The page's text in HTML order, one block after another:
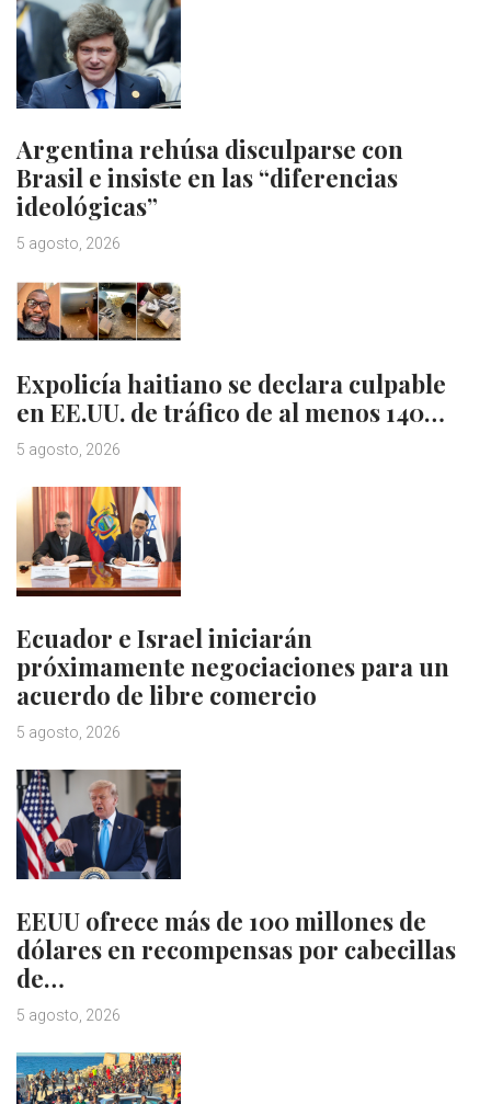
Argentina rehúsa disculparse con
Brasil e insiste en las “diferencias
ideológicas”
5 agosto, 2026
Expolicía haitiano se declara culpable
en EE.UU. de tráfico de al menos 140…
5 agosto, 2026
Ecuador e Israel iniciarán
próximamente negociaciones para un
acuerdo de libre comercio
5 agosto, 2026
EEUU ofrece más de 100 millones de
dólares en recompensas por cabecillas
de…
5 agosto, 2026